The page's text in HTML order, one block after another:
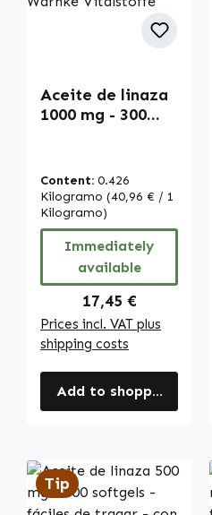
Aceite de linaza
1000 mg - 300
vitamina E - para
la protección
celular | Warnke
Vitalstoffe
Content: 0.426
Kilogramo (40,96 € / 1
Kilogramo)
Immediately
available
Regular price:
17,45 €
Prices incl. VAT plus
shipping costs
Add to shopping cart
Tip